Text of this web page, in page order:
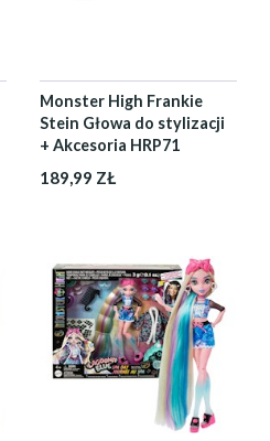
Monster High Frankie
Stein Głowa do stylizacji
+ Akcesoria HRP71
189,99 ZŁ